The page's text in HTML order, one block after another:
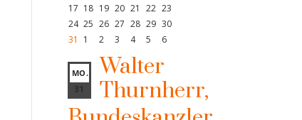
17 18 19 20 21 22 23
24 25 26 27 28 29 30
31
1 2 3 4 5 6
MO.
31
Walter
Thurnherr,